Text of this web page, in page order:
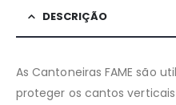
DESCRIÇÃO
As Cantoneiras FAME são
proteger os cantos